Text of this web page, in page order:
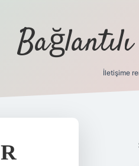
İletişime